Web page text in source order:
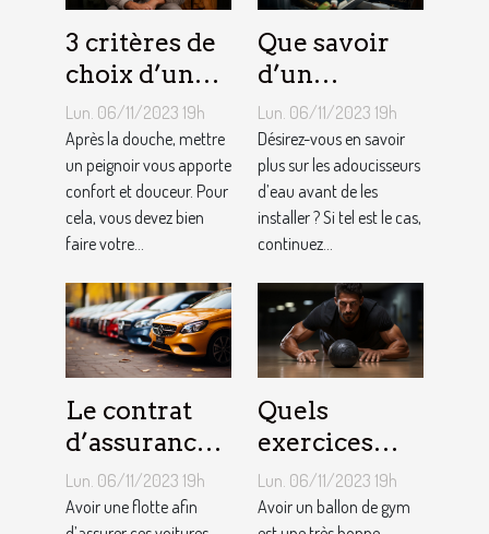
3 critères de
choix d’un
peignoir de
bain pour
homme ?
Lun. 06/11/2023 19h
Après la douche, mettre
un peignoir vous apporte
confort et douceur. Pour
cela, vous devez bien
faire votre...
Que savoir
d’un
adoucisseur
d’eau ?
Lun. 06/11/2023 19h
Désirez-vous en savoir
plus sur les adoucisseurs
d’eau avant de les
installer ? Si tel est le cas,
continuez...
Le contrat
d’assurance
auto par
flotte : est-il
Lun. 06/11/2023 19h
Avoir une flotte afin
Quels
exercices
pouvez-vous
faire avec un
Lun. 06/11/2023 19h
Avoir un ballon de gym